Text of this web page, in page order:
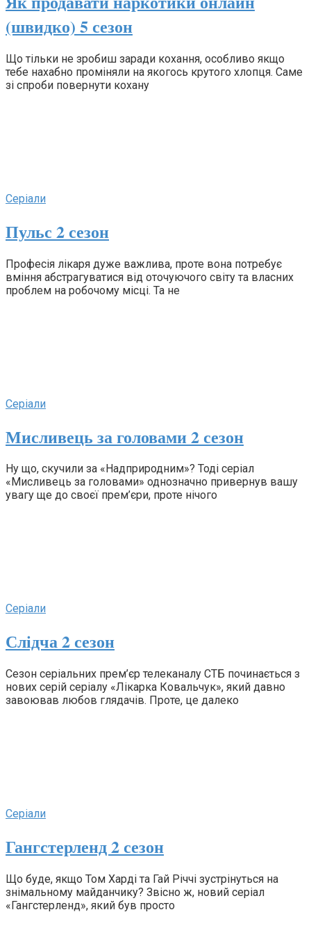
(швидко) 5 сезон
Що тільки не зробиш заради кохання, особливо якщо
тебе нахабно проміняли на якогось крутого хлопця. Саме
зі спроби повернути кохану
Серіали
Пульс 2 сезон
Професія лікаря дуже важлива, проте вона потребує
вміння абстрагуватися від оточуючого світу та власних
проблем на робочому місці. Та не
Серіали
Мисливець за головами 2 сезон
Ну що, скучили за «Надприродним»? Тоді серіал
«Мисливець за головами» однозначно привернув вашу
увагу ще до своєї прем’єри, проте нічого
Серіали
Слідча 2 сезон
Сезон серіальних прем’єр телеканалу СТБ починається з
нових серій серіалу «Лікарка Ковальчук», який давно
завоював любов глядачів. Проте, це далеко
Серіали
Гангстерленд 2 сезон
Що буде, якщо Том Харді та Гай Річчі зустрінуться на
знімальному майданчику? Звісно ж, новий серіал
«Гангстерленд», який був просто